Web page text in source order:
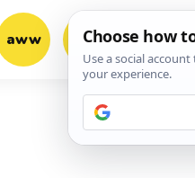
aww vrh! woot?!